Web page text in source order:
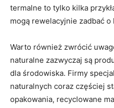
termalne⁣ to tylko kilka
mogą rewelacyjnie zadbać o
Warto również zwrócić
naturalne zazwyczaj ​są
dla ⁢środowiska. Firmy
naturalnych coraz częściej
opakowania, recyclowane